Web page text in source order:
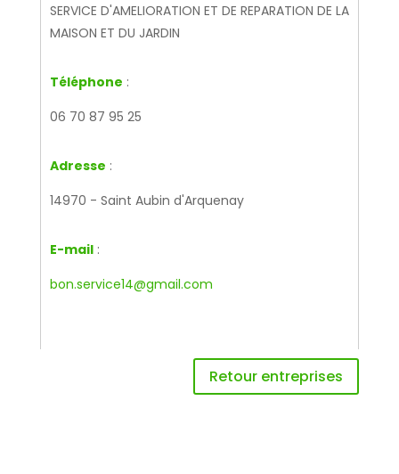
SERVICE D'AMELIORATION ET DE REPARATION DE LA
MAISON ET DU JARDIN
Téléphone :
06 70 87 95 25
Adresse :
14970 - Saint Aubin d'Arquenay
E-mail:
bon.service14@gmail.com
Retour entreprises